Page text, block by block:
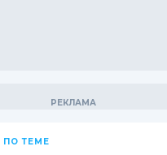
ВОПРОСЫ И ОТВЕТЫ
ПО ТЕМЕ